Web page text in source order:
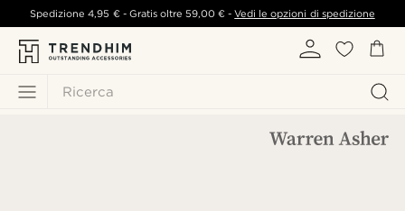
Ricerca
Spedizione4,95 €- Gratis oltre 59,00 € -Vedi le opzioni di spedizione